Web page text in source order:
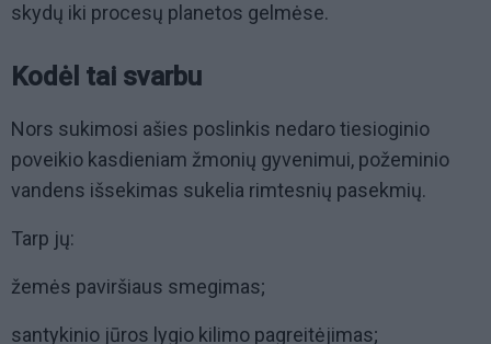
skydų iki procesų planetos gelmėse.
Kodėl tai svarbu
Nors sukimosi ašies poslinkis nedaro tiesioginio
poveikio kasdieniam žmonių gyvenimui, požeminio
vandens išsekimas sukelia rimtesnių pasekmių.
Tarp jų:
žemės paviršiaus smegimas;
santykinio jūros lygio kilimo pagreitėjimas;